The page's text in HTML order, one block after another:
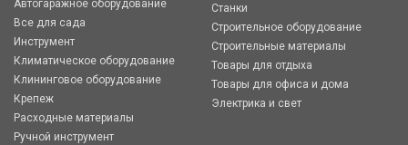
Автогаражное оборудование
Все для сада
Инструмент
Климатическое оборудование
Клининговое оборудование
Крепеж
Расходные материалы
Ручной инструмент
Станки
Строительное оборудование
Строительные материалы
Товары для отдыха
Товары для офиса и дома
Электрика и свет